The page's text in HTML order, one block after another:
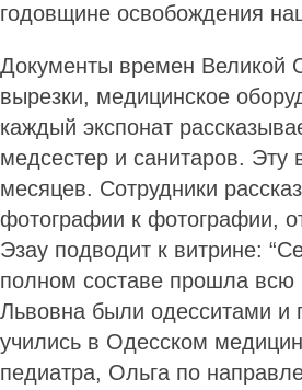
годовщине освобождения
Документы времен Великой
вырезки, медицинское
каждый экспонат
медсестер и санитаров. Эту
месяцев. Со­трудники
фотографии к фотографии,
Эзау подводит к витрине:
полном составе прошла
Львовна были одесситами и
учились в Одесском
педиатра, Ольга по